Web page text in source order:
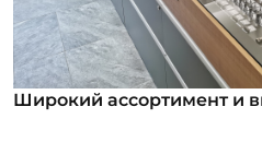
Широкий ассортимент и